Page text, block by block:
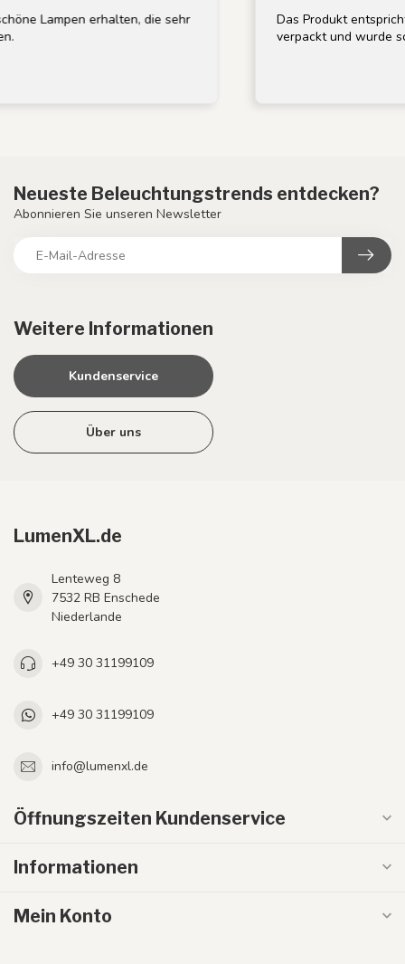
Lampen erhalten, die sehr
Das Produkt entspricht
verpackt und wurde
Weitere Informationen
Kundenservice
Über uns
Neueste Beleuchtungstrends entdecken?
Abonnieren Sie unseren Newsletter
LumenXL.de
Lenteweg 8
7532 RB Enschede
Niederlande
+49 30 31199109
+49 30 31199109
info@lumenxl.de
Öffnungszeiten Kundenservice
Informationen
Mein Konto